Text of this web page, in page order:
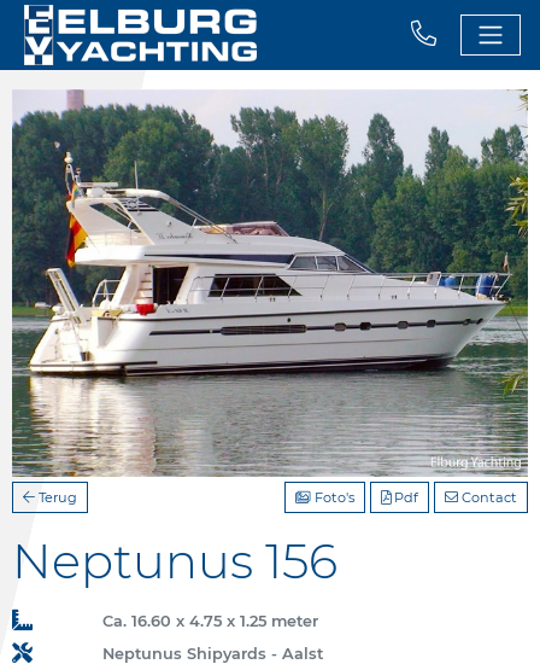
Terug Contact
Pdf
Foto's
Neptunus 156
Ca. 16.60 x 4.75 x 1.25 meter
Neptunus Shipyards - Aalst